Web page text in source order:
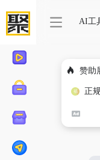
AI工
赞助